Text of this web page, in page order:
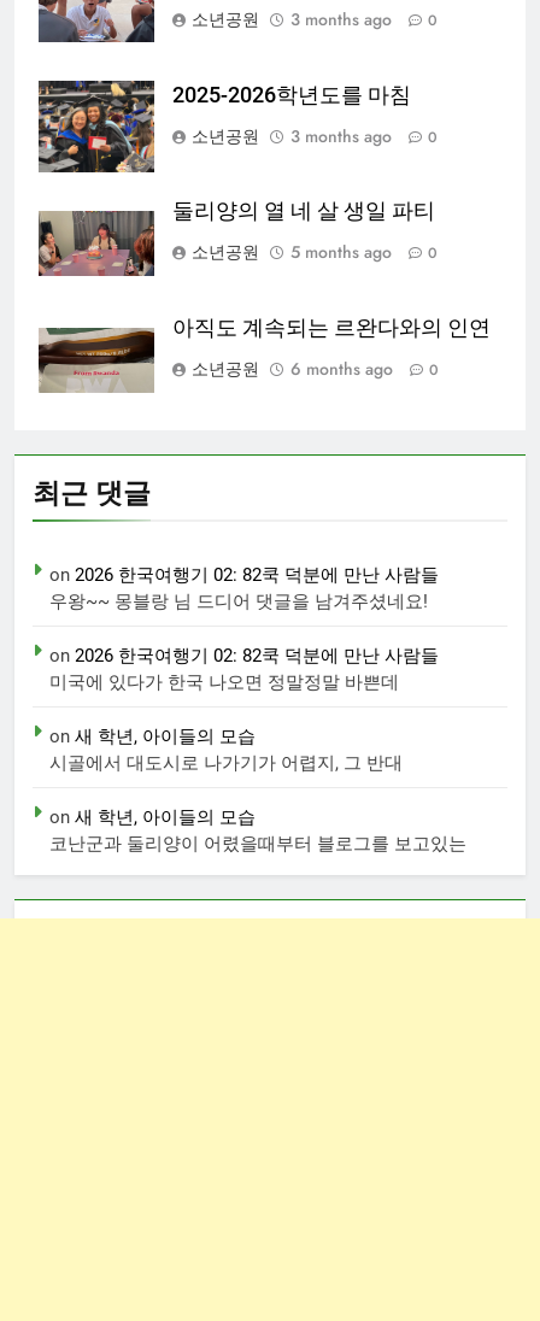
소년공원
3 months ago 0
2025-2026학년도를 마침
소년공원
3 months ago 0
둘리양의 열 네 살 생일 파티
소년공원
5 months ago 0
아직도 계속되는 르완다와의 인연
소년공원
6 months ago 0
최근 댓글
on 2026 한국여행기 02: 82쿡 덕분에 만난 사람들
우왕~~ 몽블랑 님 드디어 댓글을 남겨주셨네요!
on 2026 한국여행기 02: 82쿡 덕분에 만난 사람들
미국에 있다가 한국 나오면 정말정말 바쁜데
on 새 학년, 아이들의 모습
시골에서 대도시로 나가기가 어렵지, 그 반대
on 새 학년, 아이들의 모습
코난군과 둘리양이 어렸을때부터 블로그를 보고있는